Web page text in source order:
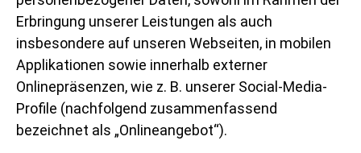
Erbringung unserer Leistungen als auch
insbesondere auf unseren Webseiten, in mobilen
Applikationen sowie innerhalb externer
Onlinepräsenzen, wie z. B. unserer Social-Media-
Profile (nachfolgend zusammenfassend
bezeichnet als „Onlineangebot“).